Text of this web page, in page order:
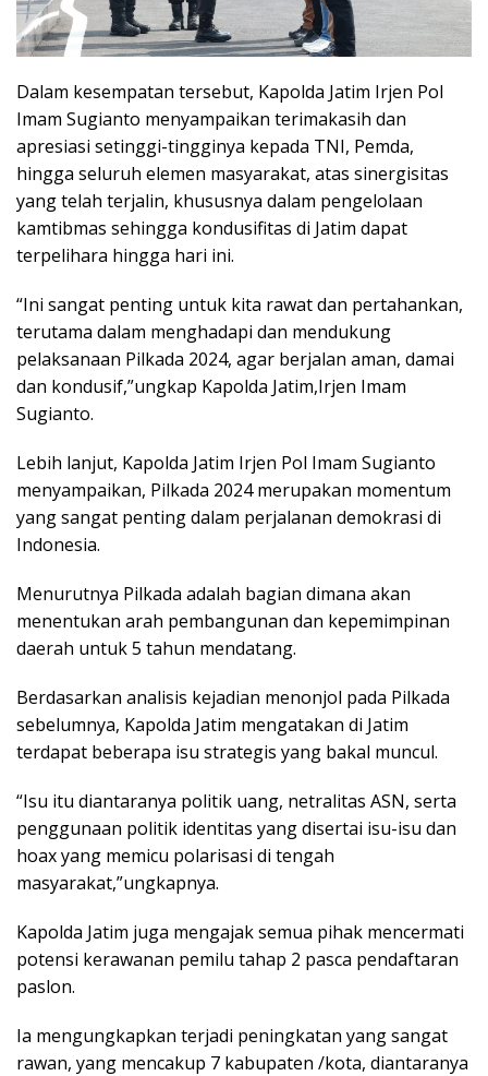
Dalam kesempatan tersebut, Kapolda Jatim Irjen Pol
Imam Sugianto menyampaikan terimakasih dan
apresiasi setinggi-tingginya kepada TNI, Pemda,
hingga seluruh elemen masyarakat, atas sinergisitas
yang telah terjalin, khususnya dalam pengelolaan
kamtibmas sehingga kondusifitas di Jatim dapat
terpelihara hingga hari ini.
“Ini sangat penting untuk kita rawat dan pertahankan,
terutama dalam menghadapi dan mendukung
pelaksanaan Pilkada 2024, agar berjalan aman, damai
dan kondusif,”ungkap Kapolda Jatim,Irjen Imam
Sugianto.
Lebih lanjut, Kapolda Jatim Irjen Pol Imam Sugianto
menyampaikan, Pilkada 2024 merupakan momentum
yang sangat penting dalam perjalanan demokrasi di
Indonesia.
Menurutnya Pilkada adalah bagian dimana akan
menentukan arah pembangunan dan kepemimpinan
daerah untuk 5 tahun mendatang.
Berdasarkan analisis kejadian menonjol pada Pilkada
sebelumnya, Kapolda Jatim mengatakan di Jatim
terdapat beberapa isu strategis yang bakal muncul.
“Isu itu diantaranya politik uang, netralitas ASN, serta
penggunaan politik identitas yang disertai isu-isu dan
hoax yang memicu polarisasi di tengah
masyarakat,”ungkapnya.
Kapolda Jatim juga mengajak semua pihak mencermati
potensi kerawanan pemilu tahap 2 pasca pendaftaran
paslon.
Ia mengungkapkan terjadi peningkatan yang sangat
rawan, yang mencakup 7 kabupaten /kota, diantaranya